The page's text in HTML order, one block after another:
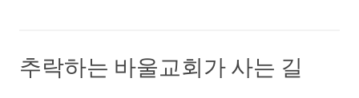
추락하는 바울교회가 사는 길